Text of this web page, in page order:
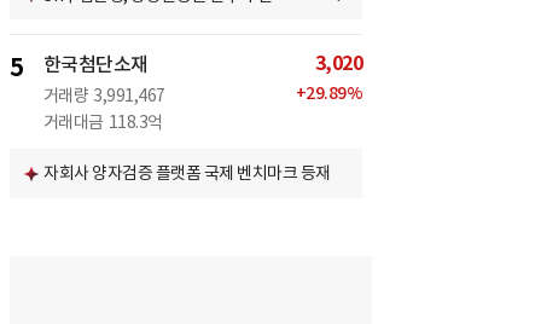
5 한국첨단소재
거래량 3,991,467
거래대금 118.3억
3,020
+29.89%
자회사 양자검증 플랫폼 국제 벤치마크 등재